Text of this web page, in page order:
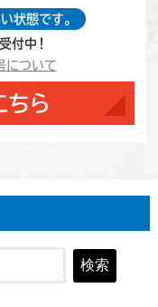
状態です。
付中！
について
ちら
検索